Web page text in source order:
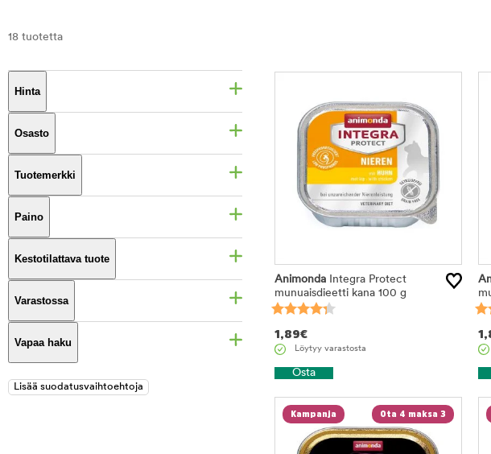
18 tuotetta
Hinta
Osasto
Tuotemerkki
Paino
Kestotilattava tuote
Varastossa
Vapaa haku
Animonda Integra Protect
munuaisdieetti kana 100 g
1,89€
Löytyy varastosta
Osta
Kampanja Ota 4 maksa 3